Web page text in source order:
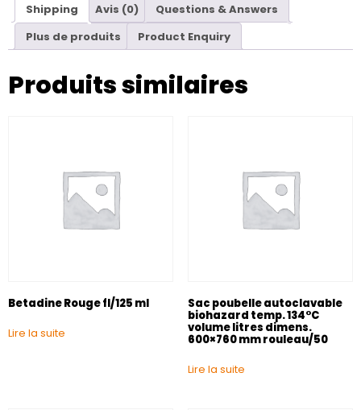
Shipping Avis (0)
Questions & Answers
Plus de produits
Product Enquiry
Produits similaires
Betadine Rouge fl/125 ml
Lire la suite
Sac poubelle autoclavable
biohazard temp. 134°C
volume litres dimens.
600×760 mm rouleau/50
Lire la suite